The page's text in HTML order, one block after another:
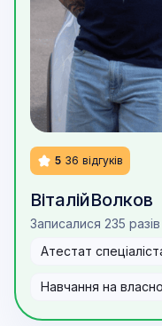
5 36 відгуків
ВіталійВолков
Записалися 235 разів
Атестат
Навчання на